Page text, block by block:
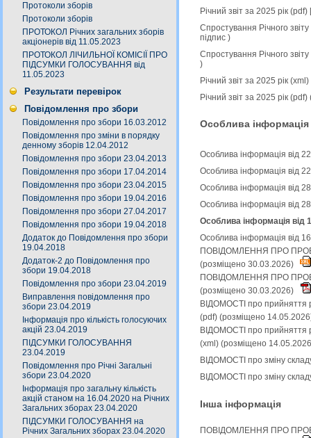
Протоколи зборів
Протоколи зборів
ПРОТОКОЛ Річних загальних зборів
акціонерів від 11.05.2023
ПРОТОКОЛ ЛІЧИЛЬНОЇ КОМІСІЇ ПРО
ПІДСУМКИ ГОЛОСУВАННЯ від
11.05.2023
Результати перевірок
Повідомлення про збори
Повідомлення про збори 16.03.2012
Повідомлення про зміни в порядку
денному зборів 12.04.2012
Повідомлення про збори 23.04.2013
Повідомлення про збори 17.04.2014
Повідомлення про збори 23.04.2015
Повідомлення про збори 19.04.2016
Повідомлення про збори 27.04.2017
Повідомлення про збори 19.04.2018
Додаток до Повідомлення про збори
19.04.2018
Додаток-2 до Повідомлення про
збори 19.04.2018
Повідомлення про збори 23.04.2019
Виправлення повідомлення про
збори 23.04.2019
Інформація про кількість голосуючих
акцій 23.04.2019
ПІДСУМКИ ГОЛОСУВАННЯ
23.04.2019
Повідомлення про Річні Загальні
збори 23.04.2020
Інформація про загальну кількість
акцій станом на 16.04.2020 на Річних
Загальних зборах 23.04.2020
ПІДСУМКИ ГОЛОСУВАННЯ на
Річних Загальних зборах 23.04.2020
Річний звіт за 2025 рік
Спростування Річного
підпис )
Спростування Річного
)
Річний звіт за 2025 рік
Річний звіт за 2025 рік
Особлива інформація
Особлива інформація від
Особлива інформація від
Особлива інформація від
Особлива інформація від
Особлива інформація від
Особлива інформація від
ПОВІДОМЛЕННЯ ПРО
(розміщено 30.03.2026)
ПОВІДОМЛЕННЯ ПРО
(розміщено 30.03.2026)
ВІДОМОСТІ про прийняття
(pdf) (розміщено
ВІДОМОСТІ про прийняття
(xml) (розміщено
ВІДОМОСТІ про зміну
ВІДОМОСТІ про зміну
Інша інформація
ПОВІДОМЛЕННЯ ПРО